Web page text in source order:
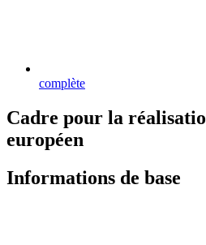
complète
Cadre pour la
européen
Informations de base